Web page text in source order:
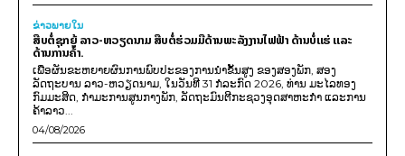
ຂ່າວພາຍ​ໃນ
ສືບຕໍ່ຊຸກຍູ້ ລາວ-ຫວຽດນາມ ສືບຕໍ່ຮ່ວມມືດ້ານພະລັງງານໄຟຟ້າ ດ້ານບໍ່ແຮ່ ແລະ
ດ້ານການຄ້າ.
ເພື່ອຜັນຂະຫຍາຍຜົນການພົບປະຂອງການນຳຂັ້ນສູງ ຂອງສອງພັກ, ສອງ
ລັດຖະບານ ລາວ-ຫວຽດນາມ, ໃນວັນທີ 31 ກໍລະກົດ 2026, ທ່ານ ມະໄລທອງ
ກົມມະສິດ, ກຳມະການສູນກາງພັກ, ລັດຖະມົນຕີກະຊວງອຸດສາຫະກຳ ແລະການ
ຄ້າລາວ...
04/08/2026